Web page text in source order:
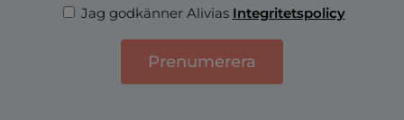
Jag godkänner Alivias Integritetspolicy